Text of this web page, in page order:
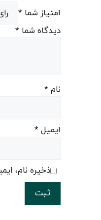
امتیاز شما *
دیدگاه شما *
نام *
ایمیل *
ذخیره نام،